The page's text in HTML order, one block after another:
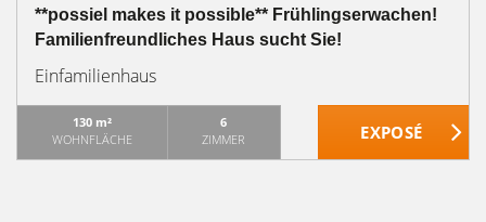
**possiel makes it possible** Frühlingserwachen!
Familienfreundliches Haus sucht Sie!
Einfamilienhaus
130 m²
WOHNFLÄCHE
6
ZIMMER